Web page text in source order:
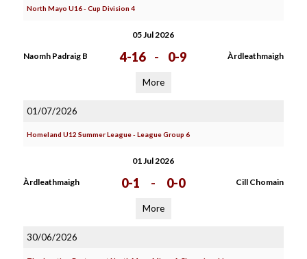
North Mayo U16 - Cup Division 4
05 Jul 2026
Naomh Padraig B 4-16 - 0-9 Àrdleathmaigh
More
01/07/2026
Homeland U12 Summer League - League Group 6
01 Jul 2026
Àrdleathmaigh 0-1 - 0-0 Cill Chomain
More
30/06/2026